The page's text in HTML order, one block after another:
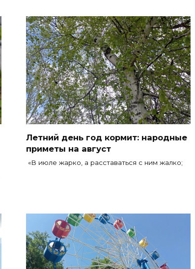
Летний день год кормит: народные
приметы на август
«В июле жарко, а расставаться с ним жалко;